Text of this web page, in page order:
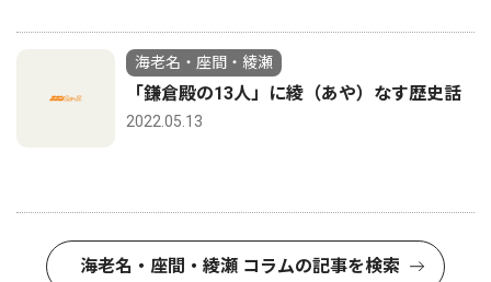
海老名・座間・綾瀬
「鎌倉殿の13人」に綾（あや）なす歴史話
2022.05.13
海老名・座間・綾瀬 コラムの記事を検索